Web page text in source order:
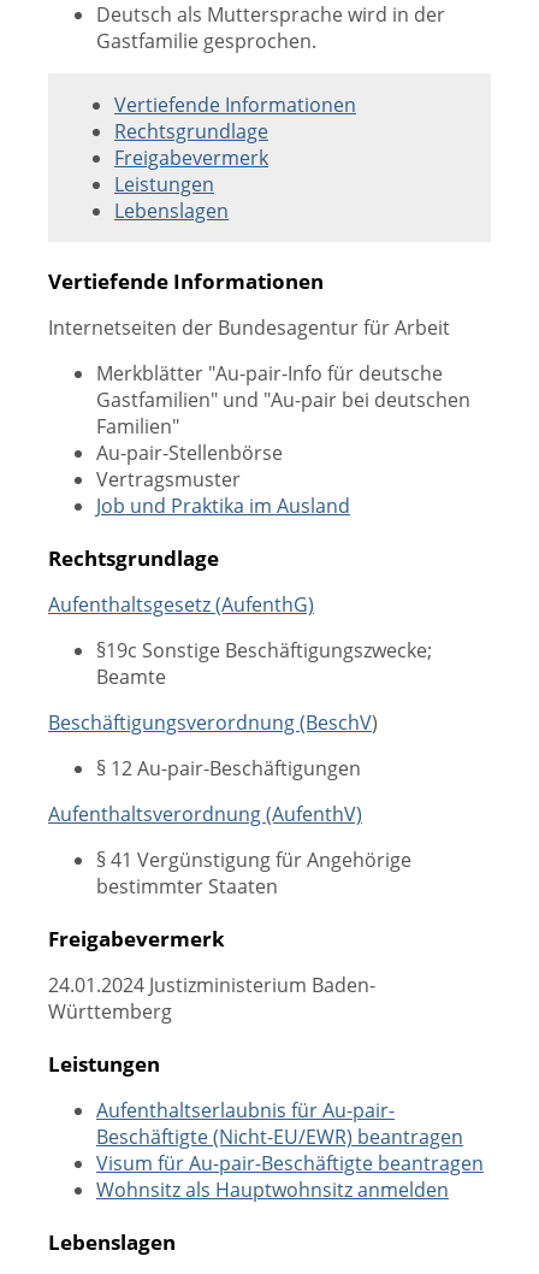
Deutsch als Muttersprache wird in der
Gastfamilie gesprochen.
Vertiefende Informationen
Rechtsgrundlage
Freigabevermerk
Leistungen
Lebenslagen
Vertiefende Informationen
Internetseiten der Bundesagentur für Arbeit
Merkblätter "Au-pair-Info für deutsche
Gastfamilien" und "Au-pair bei deutschen
Familien"
Au-pair-Stellenbörse
Vertragsmuster
Job und Praktika im Ausland
Rechtsgrundlage
Aufenthaltsgesetz (AufenthG)
§19c Sonstige Beschäftigungszwecke;
Beamte
Beschäftigungsverordnung (BeschV)
§ 12Au-pair-Beschäftigungen
Aufenthaltsverordnung (AufenthV)
§ 41 Vergünstigung für Angehörige
bestimmter Staaten
Freigabevermerk
24.01.2024 Justizministerium Baden-
Württemberg
Leistungen
Aufenthaltserlaubnis für Au-pair-
Beschäftigte (Nicht-EU/EWR) beantragen
Visum für Au-pair-Beschäftigte beantragen
Wohnsitz als Hauptwohnsitz anmelden
Lebenslagen